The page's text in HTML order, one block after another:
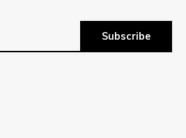
Subscribe